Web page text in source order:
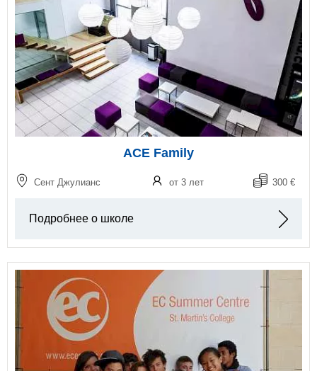
ACE Family
Сент Джулианс от 3 лет 300 €
Подробнее о школе